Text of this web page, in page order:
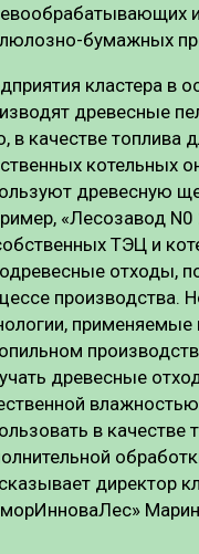
и
бумажных
кластера в
древесные
в качестве топлива
котельных
древесную
«Лесозавод N0
ТЭЦ и
отходы,
производства.
применяемые
древесные
в качестве
директор